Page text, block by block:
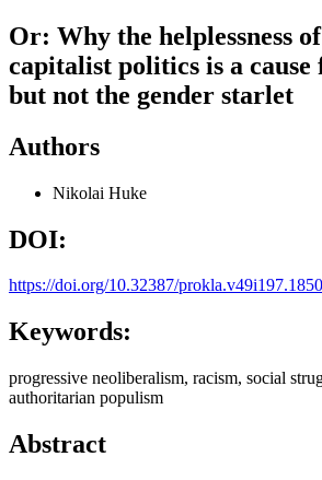
Or: Why the helplessness
capitalist politics is a cause
but not the gender starlet
Authors
Nikolai Huke
DOI:
https://doi.org/10.32387/prokla.v49i197.1850
Keywords:
progressive neoliberalism, racism, social
authoritarian populism
Abstract